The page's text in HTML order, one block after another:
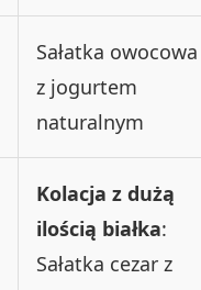
Sałatka owocowa
z jogurtem
naturalnym
Kolacja z dużą
ilością białka:
Sałatka cezar z